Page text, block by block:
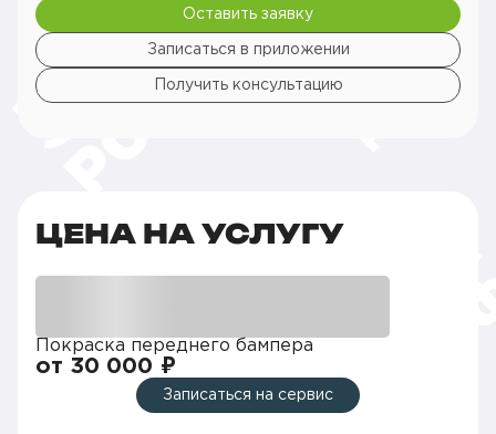
Оставить заявку
Записаться в приложении
Получить консультацию
ЦЕНА НА УСЛУГУ
Покраска переднего бампера
от 30 000 ₽
Записаться на сервис